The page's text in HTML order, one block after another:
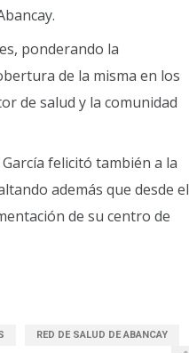
ponderando la
de la misma en los
de salud y la comunidad
felicitó también a la
además que desde el
de su centro de
RED DE SALUD DE ABANCAY